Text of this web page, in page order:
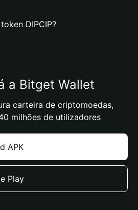
DIPCIP?
a Bitget Wallet
carteira de criptomoedas,
milhões de utilizadores
APK
Play